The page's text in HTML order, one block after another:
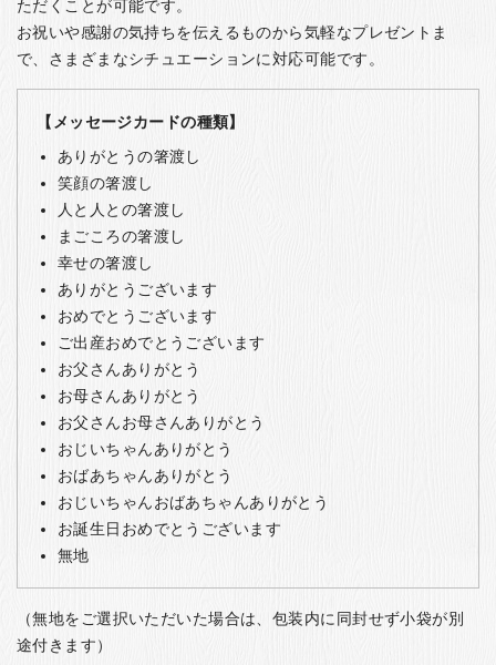
ただくことが可能です。
お祝いや感謝の気持ちを伝えるものから気軽なプレゼントま
で、さまざまなシチュエーションに対応可能です。
【メッセージカードの種類】
ありがとうの箸渡し
笑顔の箸渡し
人と人との箸渡し
まごころの箸渡し
幸せの箸渡し
ありがとうございます
おめでとうございます
ご出産おめでとうございます
お父さんありがとう
お母さんありがとう
お父さんお母さんありがとう
おじいちゃんありがとう
おばあちゃんありがとう
おじいちゃんおばあちゃんありがとう
お誕生日おめでとうございます
無地
（無地をご選択いただいた場合は、包装内に同封せず小袋が別
途付きます）